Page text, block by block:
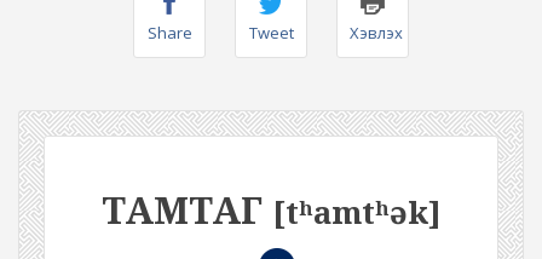
Share Tweet Хэвлэх
ТАМТАГ [tʰamtʰək]